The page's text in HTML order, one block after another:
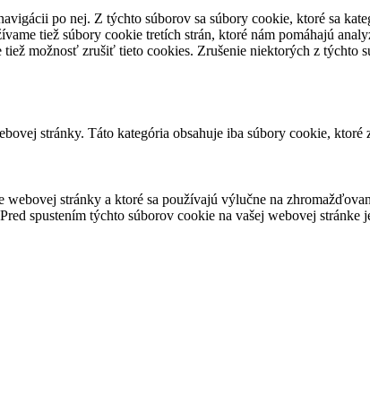
po nej. Z týchto súborov sa súbory cookie, ktoré sa
tiež súbory cookie tretích strán, ktoré nám pomáhajú
možnosť zrušiť tieto cookies. Zrušenie niektorých z
stránky. Táto kategória obsahuje iba súbory cookie,
stránky a ktoré sa používajú výlučne na
spustením týchto súborov cookie na vašej webovej stránke